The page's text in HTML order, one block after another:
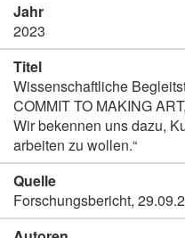
Jahr
2023
Titel
Wissenschaftliche
COMMIT TO MAKING
Wir bekennen uns dazu,
arbeiten zu wollen.“
Quelle
Forschungsbericht,